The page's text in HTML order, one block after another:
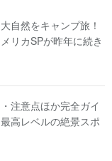
自然をキャンプ旅！
リカSPが昨年に続き
注意点ほか完全ガイ
高レベルの絶景スポ